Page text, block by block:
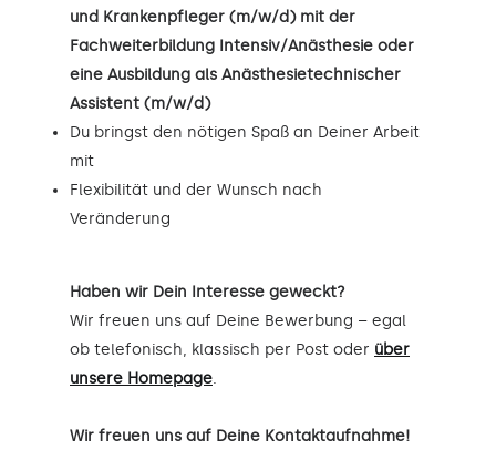
und Krankenpfleger (m/w/d) mit der
Fachweiterbildung Intensiv/Anästhesie oder
eine Ausbildung als Anästhesietechnischer
Assistent (m/w/d)
Du bringst den nötigen Spaß an Deiner Arbeit
mit
Flexibilität und der Wunsch nach
Veränderung
Haben wir Dein Interesse geweckt?
Wir freuen uns auf Deine Bewerbung – egal
ob telefonisch, klassisch per Post oder über
unsere Homepage.
Wir freuen uns auf Deine Kontaktaufnahme!